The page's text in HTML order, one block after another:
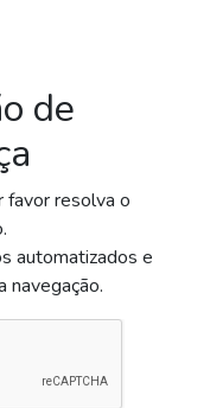
de
favor resolva o
automatizados e
navegação.